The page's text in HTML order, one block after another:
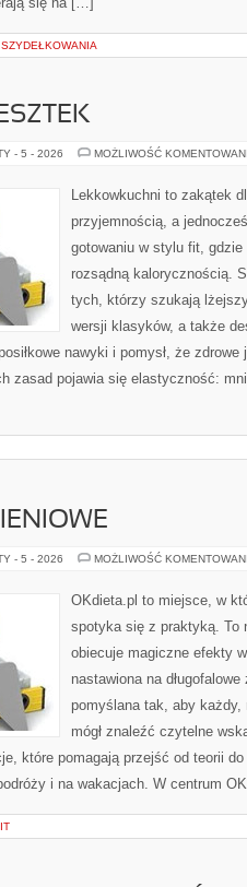
- 5 - 2026 MOŻLIWOŚĆ
Lekkowkuchni to zakątek
przyjemnością, a
gotowaniu w stylu fit, gdzie
rozsądną kalorycznością.
tych, którzy szukają
wersji klasyków, a także
nawyki i pomysł, że
zasad pojawia się elastyczność:
- 5 - 2026 MOŻLIWOŚĆ
OKdieta.pl to miejsce, w
spotyka się z praktyką. To
obiecuje magiczne efekty
nastawiona na
pomyślana tak, aby
mógł znaleźć czytelne
które pomagają przejść od teorii
i na wakacjach. W centrum